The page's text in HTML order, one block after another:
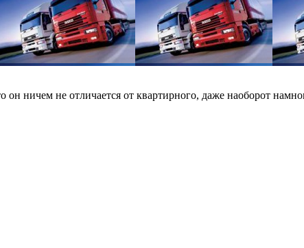
он ничем не отличается от квартирного, даже наоборот